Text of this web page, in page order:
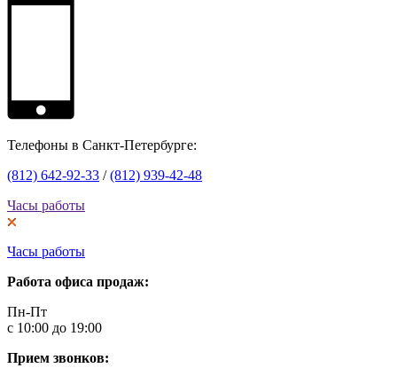
Телефоны в Санкт-Петербурге:
(812) 642-92-33 /(812) 939-42-48
Часы работы
Часы работы
Работа офиса продаж:
Пн-Пт
с 10:00 до 19:00
Прием звонков: